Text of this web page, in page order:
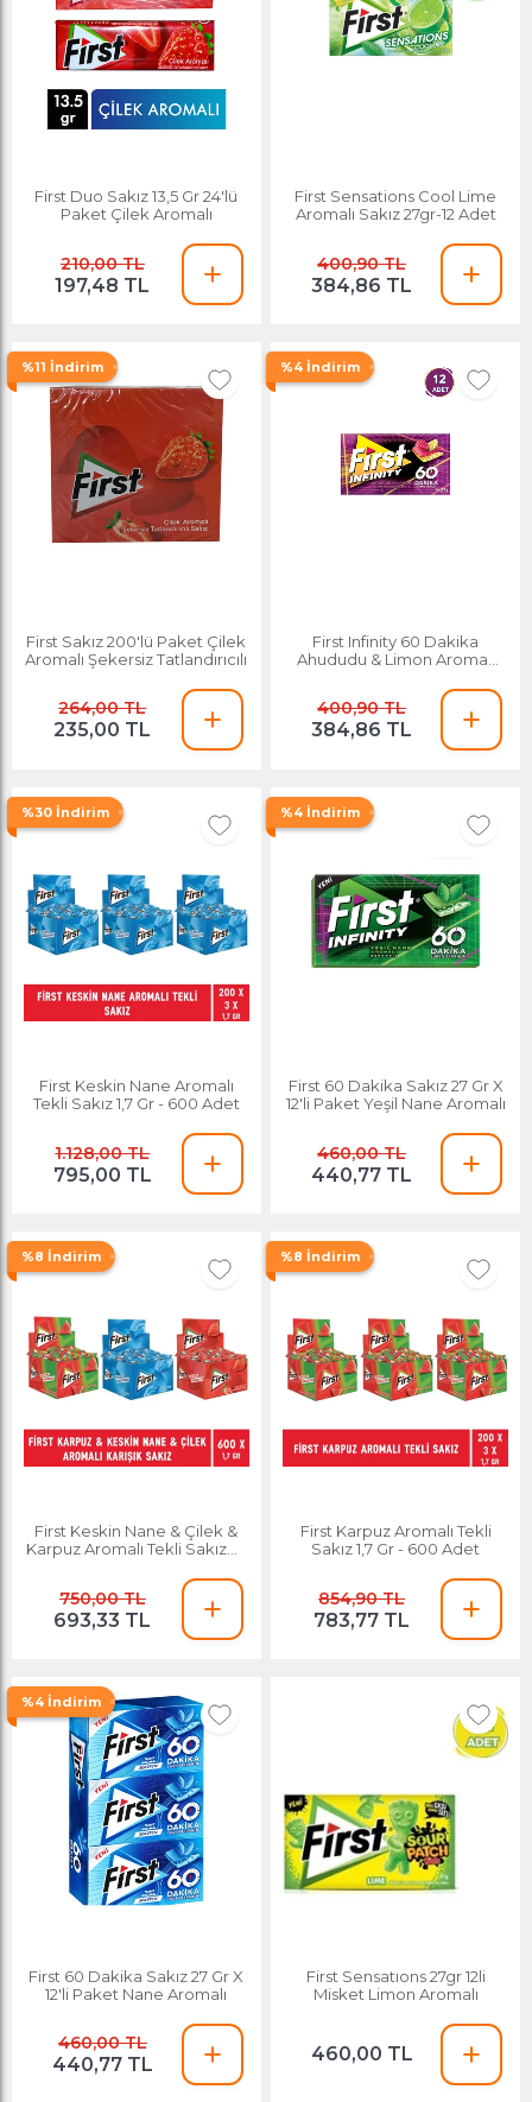
First Duo Sakız 13,5 Gr 24'lü
Paket Çilek Aromalı
210,00 TL
197,48 TL
First Sensations Cool Lime
Aromalı Sakız 27gr-12 Adet
400,90 TL
384,86 TL
%11 İndirim
First Sakız 200'lü Paket Çilek
Aromalı Şekersiz Tatlandırıcılı
264,00 TL
235,00 TL
%4 İndirim
First Infinity 60 Dakika
Ahududu & Limon Aromalı
400,90 TL
384,86 TL
%30 İndirim
First Keskin Nane Aromalı
Tekli Sakız 1,7 Gr - 600 Adet
1.128,00 TL
795,00 TL
%4 İndirim
First 60 Dakika Sakız 27 Gr X
12'li Paket Yeşil Nane Aromalı
460,00 TL
440,77 TL
%8 İndirim
First Keskin Nane & Çilek &
Karpuz Aromalı Tekli Sakız 1,7
750,00 TL
693,33 TL
%8 İndirim
First Karpuz Aromalı Tekli
Sakız 1,7 Gr - 600 Adet
854,90 TL
783,77 TL
%4 İndirim
First 60 Dakika Sakız 27 Gr X
12'li Paket Nane Aromalı
460,00 TL
440,77 TL
First Sensatıons 27gr 12li
Misket Limon Aromalı
460,00 TL